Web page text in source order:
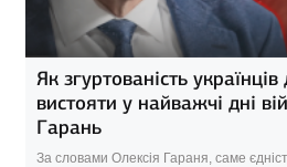
Як згуртованість
вистояти у найважчі дні
Гарань
За словами Олексія Гараня, саме